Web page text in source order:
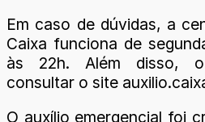
Em caso de dúvidas, a
Caixa funciona de
às 22h. Além disso,
consultar o site
O auxílio emergencial foi